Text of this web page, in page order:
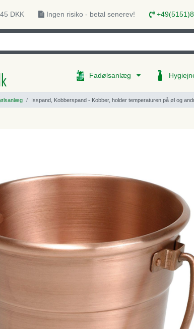
DKK Ingen risiko - betal senerev!
Fadølsanlæg
Isspand, Kobberspand - Kobber, holder temperaturen på øl og